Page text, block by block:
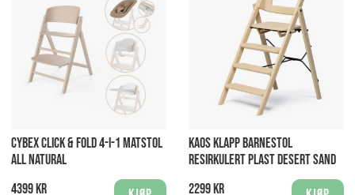
CYBEX CLICK & FOLD 4-I-1 MATSTOL
ALL NATURAL
4399 kr
KAOS KLAPP BARNESTOL
RESIRKULERT PLAST DESERT SAND
2299 kr